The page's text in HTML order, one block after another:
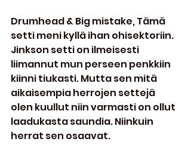
Drumhead & Big mistake, Tämä
setti meni kyllä ihan ohisektoriin.
Jinkson setti on ilmeisesti
liimannut mun perseen penkkiin
kiinni tiukasti. Mutta sen mitä
aikaisempia herrojen settejä
olen kuullut niin varmasti on ollut
laadukasta saundia. Niinkuin
herrat sen osaavat.